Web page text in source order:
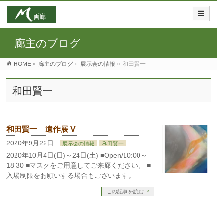
廊主のブログ
HOME » 廊主のブログ » 展示会の情報 » 和田賢一
和田賢一
和田賢一 遺作展 V
2020年9月22日 展示会の情報 和田賢一
2020年10月4日(日)～24日(土) ■Open/10:00～
18:30 ■マスクをご用意してご来廊ください。 ■
入場制限をお願いする場合もございます。
この記事を読む